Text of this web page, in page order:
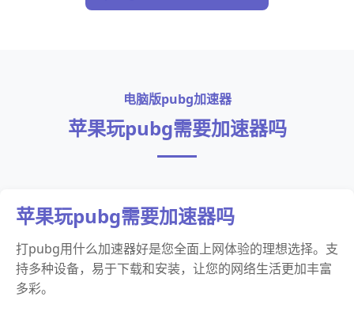
电脑版pubg加速器
苹果玩pubg需要加速器吗
苹果玩pubg需要加速器吗
打pubg用什么加速器好是您全面上网体验的理想选择。支
持多种设备，易于下载和安装，让您的网络生活更加丰富
多彩。